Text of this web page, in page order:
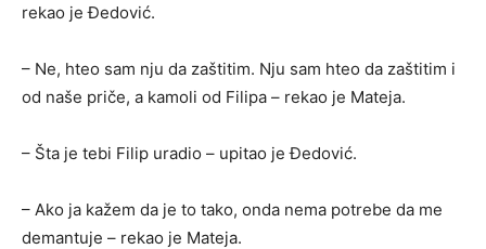
rekao je Đedović.
– Ne, hteo sam nju da zaštitim. Nju sam hteo da zaštitim i
od naše priče, a kamoli od Filipa – rekao je Mateja.
– Šta je tebi Filip uradio – upitao je Đedović.
– Ako ja kažem da je to tako, onda nema potrebe da me
demantuje – rekao je Mateja.